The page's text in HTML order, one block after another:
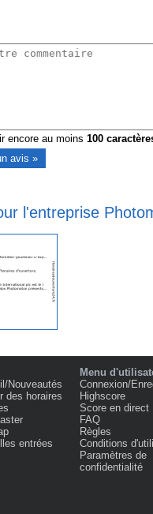
encore au moins 100
l'entreprise
Nouveautés
des horaires
entrées
Menu
Connexion/
Highscore
Score en direct
FAQ
Règles
Conditions
Paramètres de
confidentialité